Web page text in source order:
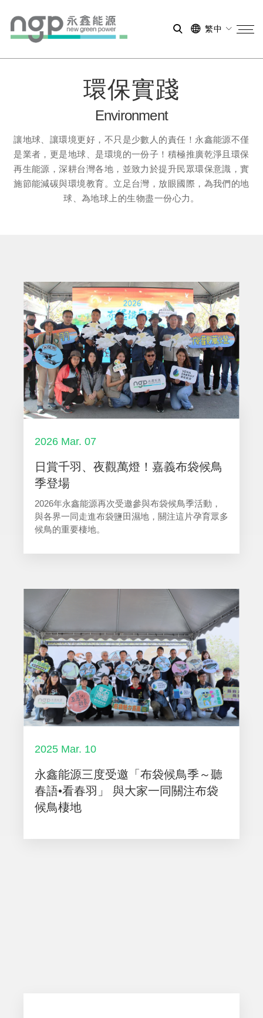
繁中
環保實踐
Environment
讓地球、讓環境更好，不只是少數人的責任！永鑫能源不僅
是業者，更是地球、是環境的一份子！積極推廣乾淨且環保
再生能源，深耕台灣各地，並致力於提升民眾環保意識，實
施節能減碳與環境教育。立足台灣，放眼國際，為我們的地
球、為地球上的生物盡一份心力。
2026 Mar. 07
日賞千羽、夜觀萬燈！嘉義布袋候鳥
季登場
2026年永鑫能源再次受邀參與布袋候鳥季活動，
與各界一同走進布袋鹽田濕地，關注這片孕育眾多
候鳥的重要棲地。
2025 Mar. 10
永鑫能源三度受邀「布袋候鳥季～聽
春語•看春羽」 與大家一同關注布袋
候鳥棲地